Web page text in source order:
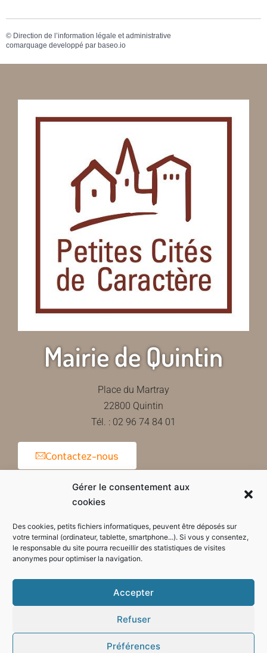
Gérer le consentement aux
cookies
Des cookies, petits fichiers informatiques, peuvent être déposés sur
votre terminal (ordinateur, tablette, smartphone...). Si vous y consentez,
le responsable du site pourra recueillir des statistiques de visites
anonymes pour optimiser la navigation.
Accepter
Refuser
Préférences
© Direction de l’information légale et administrative
comarquage developpé par baseo.io
Mairie de Quintin
Place du Martray
22800 Quintin
Tél. : 02 96 74 84 01
Contactez-nous
Horaires d'ouverture de la mairie